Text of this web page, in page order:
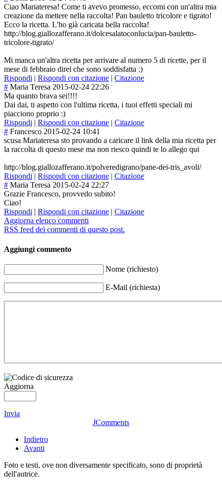
Ciao Mariateresa! Come ti avevo promesso, eccomi con un'altra mia
creazione da mettere nella raccolta! Pan bauletto tricolore e tigrato!
Ecco la ricetta. L'ho già caricata bella raccolta!
http://blog.giallozafferano.it/dolcesalatoconlucia/pan-bauletto-
tricolore-tigrato/
Mi manca un'altra ricetta per arrivare al numero 5 di ricette, per il
mese di febbraio direi che sono soddisfatta :)
Rispondi | Rispondi con citazione | Citazione
# Maria Teresa 2015-02-24 22:26
Ma quanto brava sei!!!!
Dai dai, ti aspetto con l'ultima ricetta, i tuoi effetti speciali mi
piacciono proprio :)
Rispondi | Rispondi con citazione | Citazione
# Francesco 2015-02-24 10:41
scusa Mariateresa sto provando a caricare il link della mia ricetta per
la raccolta di questo mese ma non riesco quindi te lo allego qui
http://blog.giallozafferano.it/polveredigrano/pane-dei-tris_avoli/
Rispondi | Rispondi con citazione | Citazione
# Maria Teresa 2015-02-24 22:27
Grazie Francesco, provvedo subito!
Ciao!
Rispondi | Rispondi con citazione | Citazione
Aggiorna elenco commenti
RSS feed dei commenti di questo post.
Aggiungi commento
Nome (richiesto)
E-Mail (richiesta)
Aggiorna
Invia
JComments
Indietro
Avanti
Foto e testi, ove non diversamente specificato, sono di proprietà
dell'autrice.